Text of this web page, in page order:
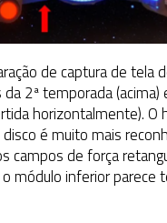
de captura de tela
da 2ª temporada
horizontalmente). O
é muito mais
campos de força
módulo inferior parece